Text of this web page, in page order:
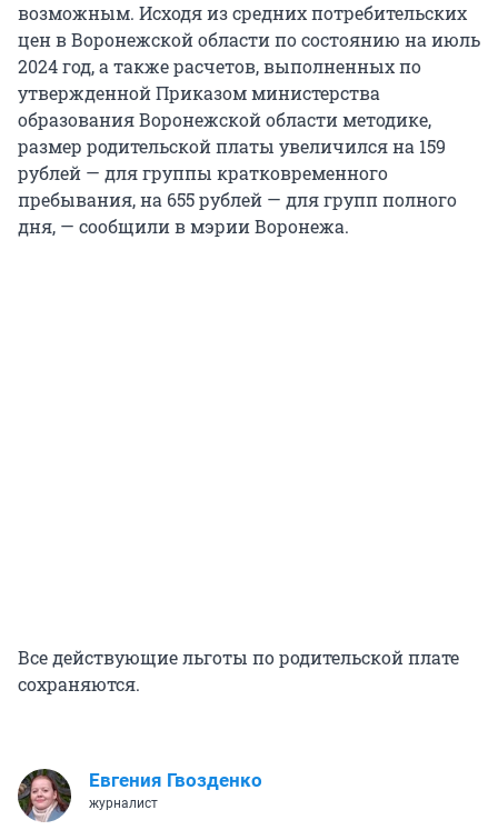
возможным. Исходя из средних потребительских
цен в Воронежской области по состоянию на июль
2024 год, а также расчетов, выполненных по
утвержденной Приказом министерства
образования Воронежской области методике,
размер родительской платы увеличился на 159
рублей — для группы кратковременного
пребывания, на 655 рублей — для групп полного
дня, — сообщили в мэрии Воронежа.
Все действующие льготы по родительской плате
сохраняются.
Евгения Гвозденко
журналист